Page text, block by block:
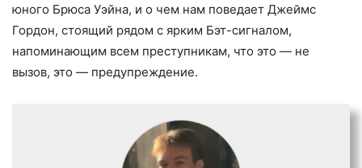
юного Брюса Уэйна, и о чем нам поведает Джеймс
Гордон, стоящий рядом с ярким Бэт-сигналом,
напоминающим всем преступникам, что это — не
вызов, это — предупреждение.